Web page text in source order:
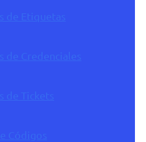
de Etiquetas
de Credenciales
de Tickets
Códigos